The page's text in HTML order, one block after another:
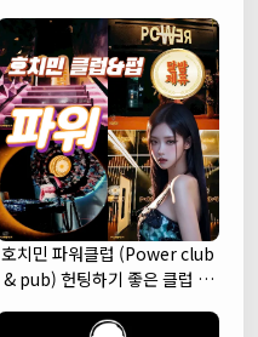
호치민 파워클럽 (Power club
& pub) 헌팅하기 좋은 클럽 추